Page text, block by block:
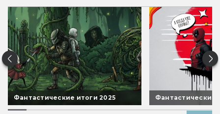
Фантастические итоги 2025 Фантастические